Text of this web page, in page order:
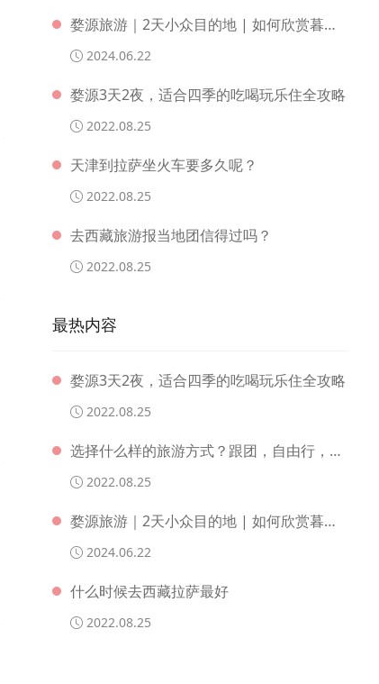
婺源旅游｜2天小众目的地 | 如何欣赏暮春至初夏的优美风景?
2024.06.22
婺源3天2夜，适合四季的吃喝玩乐住全攻略
2022.08.25
天津到拉萨坐火车要多久呢？
2022.08.25
去西藏旅游报当地团信得过吗？
2022.08.25
最热内容
婺源3天2夜，适合四季的吃喝玩乐住全攻略
2022.08.25
选择什么样的旅游方式？跟团，自由行，包车还是自驾？
2022.08.25
婺源旅游｜2天小众目的地 | 如何欣赏暮春至初夏的优美风景?
2024.06.22
什么时候去西藏拉萨最好
2022.08.25